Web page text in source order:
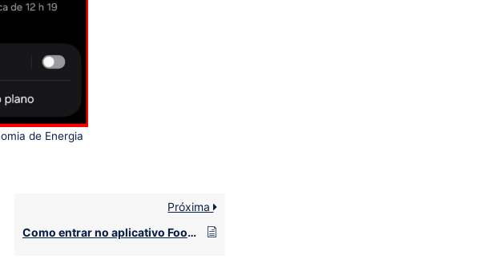
de Energia
Próxima
Como entrar no aplicativo Foody Delivery?